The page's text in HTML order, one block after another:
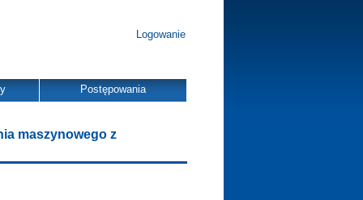
Logowanie
Postępowania
maszynowego z